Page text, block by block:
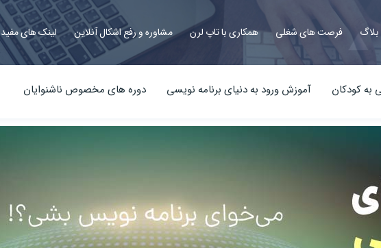
بلاگ فرصت های شغلی همکاری با تاپ لرن مشاوره و رفع اشکال آنلاین لینک های مفید
به کودکان آموزش ورود به دنیای برنامه نویسی دوره های مخصوص ناشنوایان